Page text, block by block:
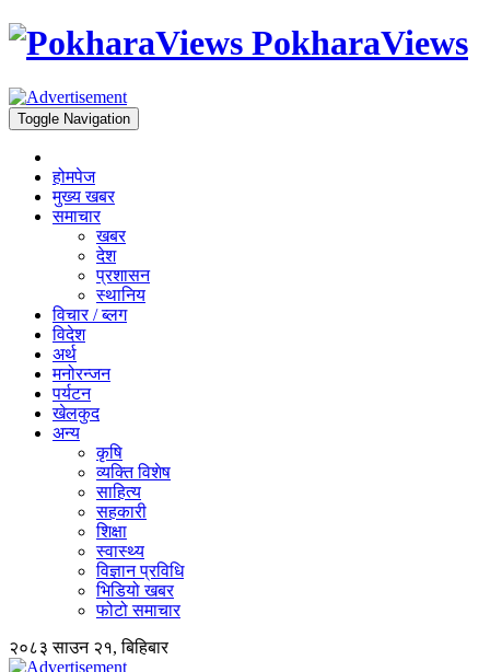
PokharaViews
Toggle Navigation
होमपेज
मुख्य खबर
समाचार
खबर
देश
प्रशासन
स्थानिय
विचार / ब्लग
विदेश
अर्थ
मनोरन्जन
पर्यटन
खेलकुद
अन्य
कृषि
व्यक्ति विशेष
साहित्य
सहकारी
शिक्षा
स्वास्थ्य
विज्ञान प्रविधि
भिडियो खबर
फोटो समाचार
२०८३ साउन २१, बिहिबार